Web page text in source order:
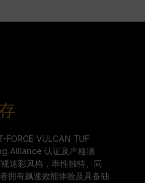
FORCE VULCAN TUF
Alliance 认证及严格测
迷彩风格，率性独特。同
拥有飙速效能体验及具备独